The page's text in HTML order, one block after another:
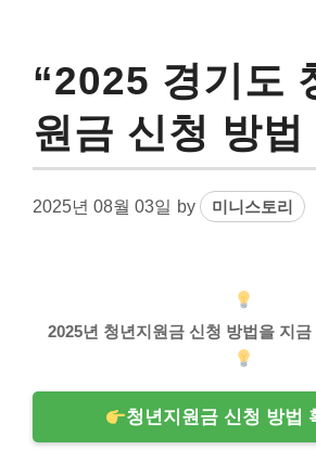
“2025 경기도
원금 신청 방법
2025년 08월 03일 by 미니스토리
2025년 청년지원금 신청 방법을 지
청년지원금 신청 방법